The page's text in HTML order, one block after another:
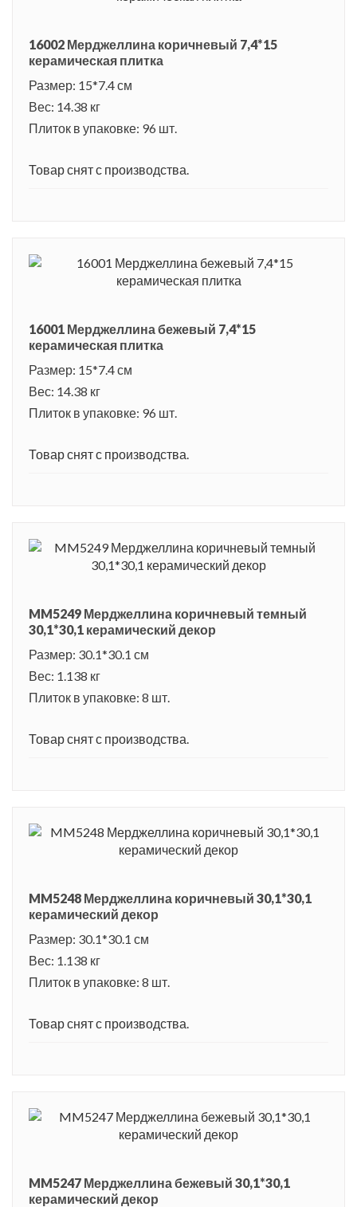
16002 Мерджеллина коричневый 7,4*15
керамическая плитка
Размер: 15*7.4 см
Вес: 14.38 кг
Плиток в упаковке: 96 шт.
Товар снят с производства.
16001 Мерджеллина бежевый 7,4*15
керамическая плитка
Размер: 15*7.4 см
Вес: 14.38 кг
Плиток в упаковке: 96 шт.
Товар снят с производства.
MM5249 Мерджеллина коричневый темный
30,1*30,1 керамический декор
Размер: 30.1*30.1 см
Вес: 1.138 кг
Плиток в упаковке: 8 шт.
Товар снят с производства.
MM5248 Мерджеллина коричневый 30,1*30,1
керамический декор
Размер: 30.1*30.1 см
Вес: 1.138 кг
Плиток в упаковке: 8 шт.
Товар снят с производства.
MM5247 Мерджеллина бежевый 30,1*30,1
керамический декор